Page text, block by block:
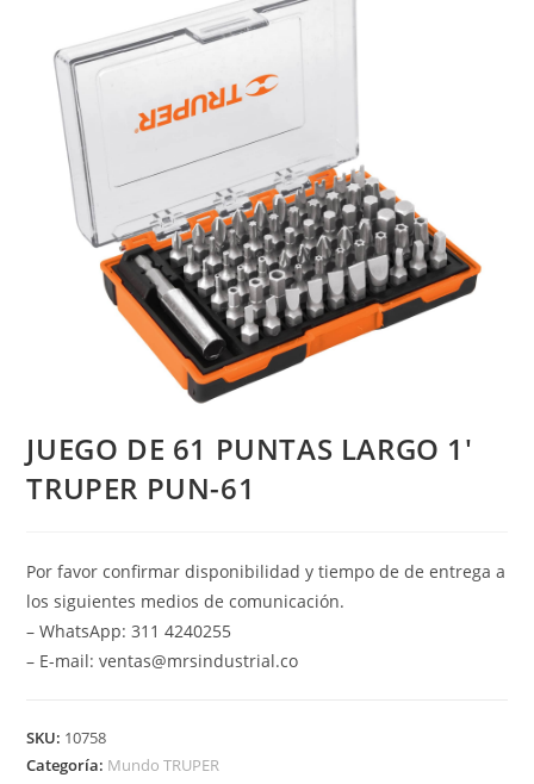
JUEGO DE 61 PUNTAS LARGO 1′
TRUPER PUN-61
Por favor confirmar disponibilidad y tiempo de de entrega a
los siguientes medios de comunicación.
– WhatsApp: 311 4240255
– E-mail: ventas@mrsindustrial.co
SKU: 10758
Categoría: Mundo TRUPER